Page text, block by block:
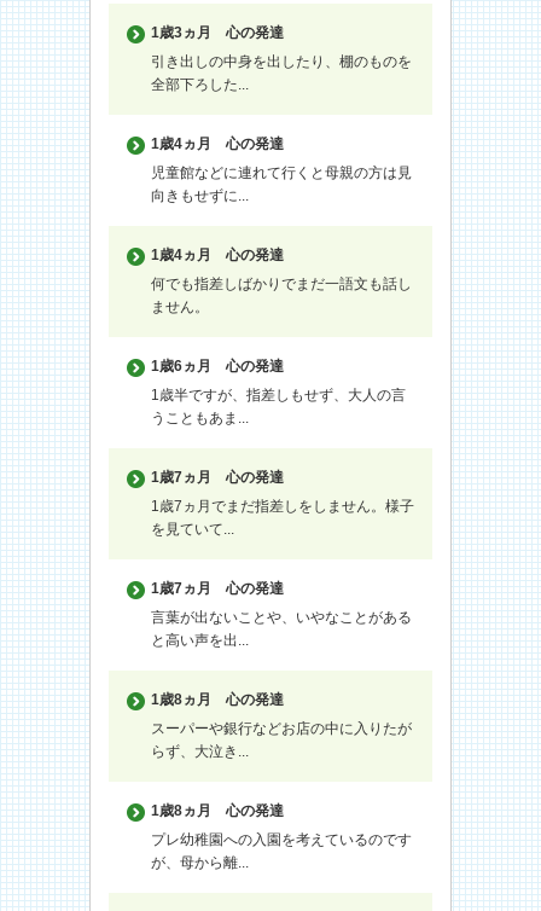
1歳3ヵ月
心の発達
引き出しの中身を出したり、棚のものを
全部下ろした...
1歳4ヵ月
心の発達
児童館などに連れて行くと母親の方は見
向きもせずに...
1歳4ヵ月
心の発達
何でも指差しばかりでまだ一語文も話し
ません。
1歳6ヵ月
心の発達
1歳半ですが、指差しもせず、大人の言
うこともあま...
1歳7ヵ月
心の発達
1歳7ヵ月でまだ指差しをしません。様子
を見ていて...
1歳7ヵ月
心の発達
言葉が出ないことや、いやなことがある
と高い声を出...
1歳8ヵ月
心の発達
スーパーや銀行などお店の中に入りたが
らず、大泣き...
1歳8ヵ月
心の発達
プレ幼稚園への入園を考えているのです
が、母から離...